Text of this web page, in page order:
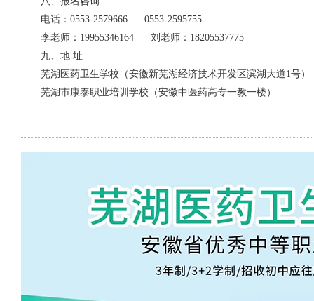
电话：0553-2579666 0553-2595755
李老师：19955346164 刘老师：18205537775
九、地 址
芜湖医药卫生学校（安徽新芜湖经济技术开发区滨湖大道1号）
芜湖市康泰职业培训学校（安徽中医药高专一教一楼）